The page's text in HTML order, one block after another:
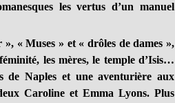
les vertus d’un manuel
« Muses » et « drôles de dames »,
les mères, le temple d’Isis…
de Naples et une aventurière aux
Caroline et Emma Lyons. Plus